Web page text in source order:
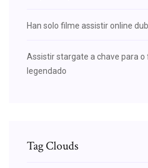
Han solo filme assistir online
Assistir stargate a chave para
legendado
Tag Clouds